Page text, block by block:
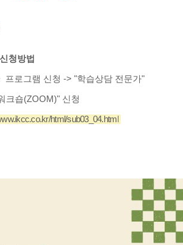
청방법
로그램 신청 -> "학습상담 전문가"
크숍(ZOOM)" 신청
html/sub03_04.html